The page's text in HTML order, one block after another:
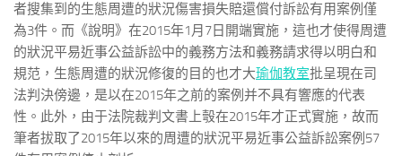
者搜集到的生態周遭的狀況傷害損失賠還償付訴訟有用案例僅
為3件。而《說明》在2015年1月7日開端實施，這也才使得周遭
的狀況平易近事公益訴訟中的義務方法和義務請求得以明白和
規范，生態周遭的狀況修復的目的也才大瑜伽教室批呈現在司
法判決傍邊，是以在2015年之前的案例并不具有響應的代表
性。此外，由于法院裁判文書上彀在2015年才正式實施，故而
筆者拔取了2015年以來的周遭的狀況平易近事公益訴訟案例57